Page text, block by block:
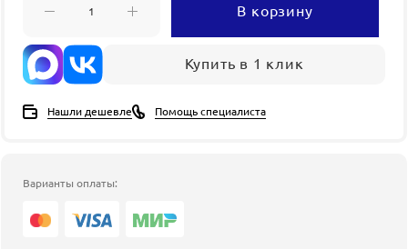
В корзину
Купить в 1 клик
Нашли дешевле Помощь специалиста
Варианты оплаты: